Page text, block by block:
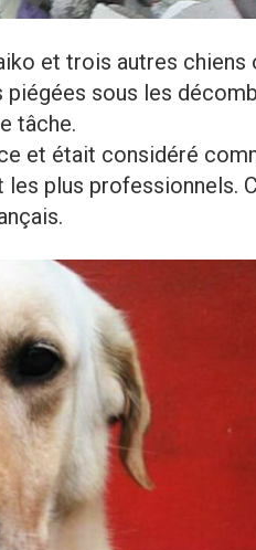
et trois autres chiens
piégées sous les
tâche.
et était considéré
plus professionnels.